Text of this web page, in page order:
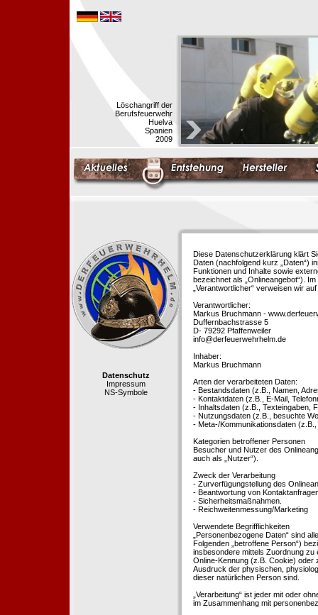
Löschangriff der
Berufsfeuerwehr
Huelva
Spanien
2009
Datenschutz
Impressum
NS-Symbole
Diese Datenschutzerklärung klärt
Daten (nachfolgend kurz „Daten“)
Funktionen und Inhalte sowie
bezeichnet als „Onlineangebot“).
„Verantwortlicher“ verweisen wir
Verantwortlicher:
Markus Bruchmann -
Duffernbachstrasse 5
D- 79292 Pfaffenweiler
info@derfeuerwehrhelm.de
Inhaber:
Markus Bruchmann
Arten der verarbeiteten Daten:
- Bestandsdaten (z.B., Namen,
- Kontaktdaten (z.B., E-Mail,
- Inhaltsdaten (z.B., Texteingaben,
- Nutzungsdaten (z.B., besuchte
- Meta-/Kommunikationsdaten
Kategorien betroffener Personen
Besucher und Nutzer des
auch als „Nutzer“).
Zweck der Verarbeitung
- Zurverfügungstellung des
- Beantwortung von
- Sicherheitsmaßnahmen.
- Reichweitenmessung/Marketing
Verwendete Begrifflichkeiten
„Personenbezogene Daten“ sind
Folgenden „betroffene Person“)
insbesondere mittels Zuordnung zu
Online-Kennung (z.B. Cookie) oder
Ausdruck der physischen,
dieser natürlichen Person sind.
„Verarbeitung“ ist jeder mit oder
im Zusammenhang mit